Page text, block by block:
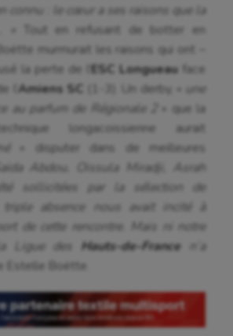
connu : le cœur a ses raisons que la
»
Tout en refusant de botter en
murmurait les raisons qui ont –
la perte de l’ ESC Longueau face
Amiens SC (1-3). Un derby, «
une
au parfum de Régionale 2
» que la
longacoissienne aurait
» disputer dans de meilleures
Saïda Abdou, Oissula Miradji, Asrah
sollicitées par la sélection de
absence nous avait incité à
de cette rencontre. Mais ni notre
Ligue des Hauts-de-France n’a
Estelle Boëtte.